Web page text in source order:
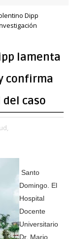
Dipp
lamenta
confirma
caso
Santo
Domingo. El
Hospital
Docente
Universitario
Dr. Mario